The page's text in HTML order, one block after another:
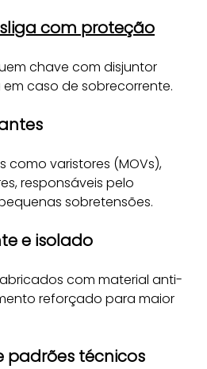
com proteção
chave com disjuntor
caso de sobrecorrente.
como varistores (MOVs),
responsáveis pelo
sobretensões.
e isolado
com material anti-
reforçado para maior
padrões técnicos